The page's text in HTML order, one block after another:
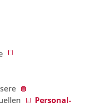
Personal-